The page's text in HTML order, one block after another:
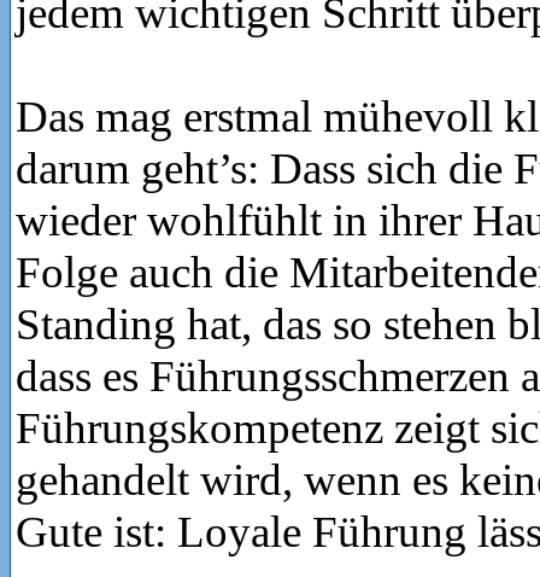
jedem wichtigen Schritt
Das mag erstmal mühevoll
darum geht’s: Dass sich die
wieder wohlfühlt in ihrer
Folge auch die
Standing hat, das so stehen
dass es Führungsschmerzen
Führungskompetenz zeigt
gehandelt wird, wenn es
Gute ist: Loyale Führung